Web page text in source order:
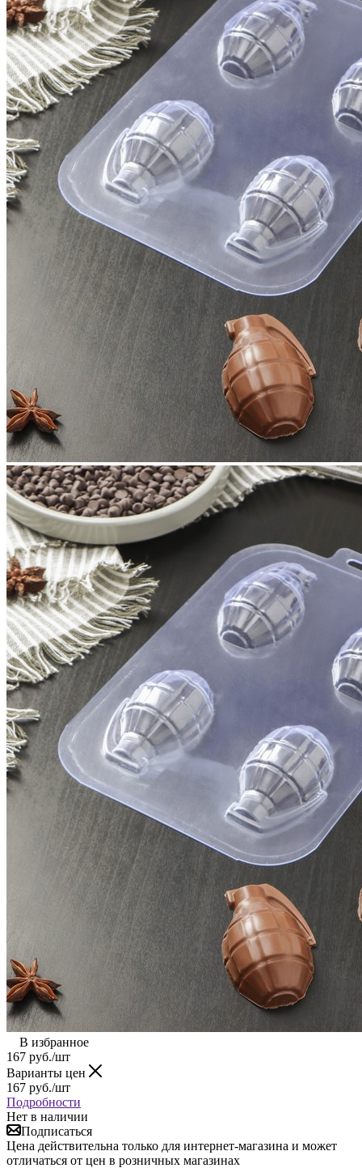
В избранное
167 руб./шт
Варианты цен
167 руб./шт
Подробности
Нет в наличии
Подписаться
Цена действительна только для интернет-магазина и может
отличаться от цен в розничных магазинах